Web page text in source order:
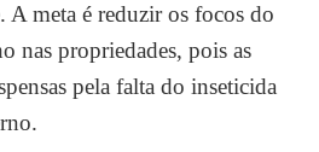
A meta é reduzir os focos do
nas propriedades, pois as
pela falta do inseticida